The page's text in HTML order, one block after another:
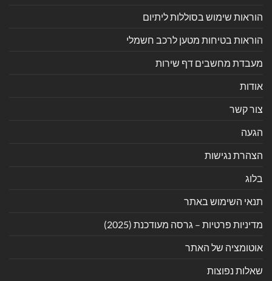
הוראות שימוש בסוללות ליתיום
הוראות בטיחות מטען לרכב חשמלי
מעבדת מחשבים דף שירות
אודות
צור קשר
הגעה
הצהרת נגישות
בלוג
תנאי השימוש באתר
מדיניות פרטיות – גרסה מעודכנת (2025)
אוטומציה של האתר
שאלות נפוצות